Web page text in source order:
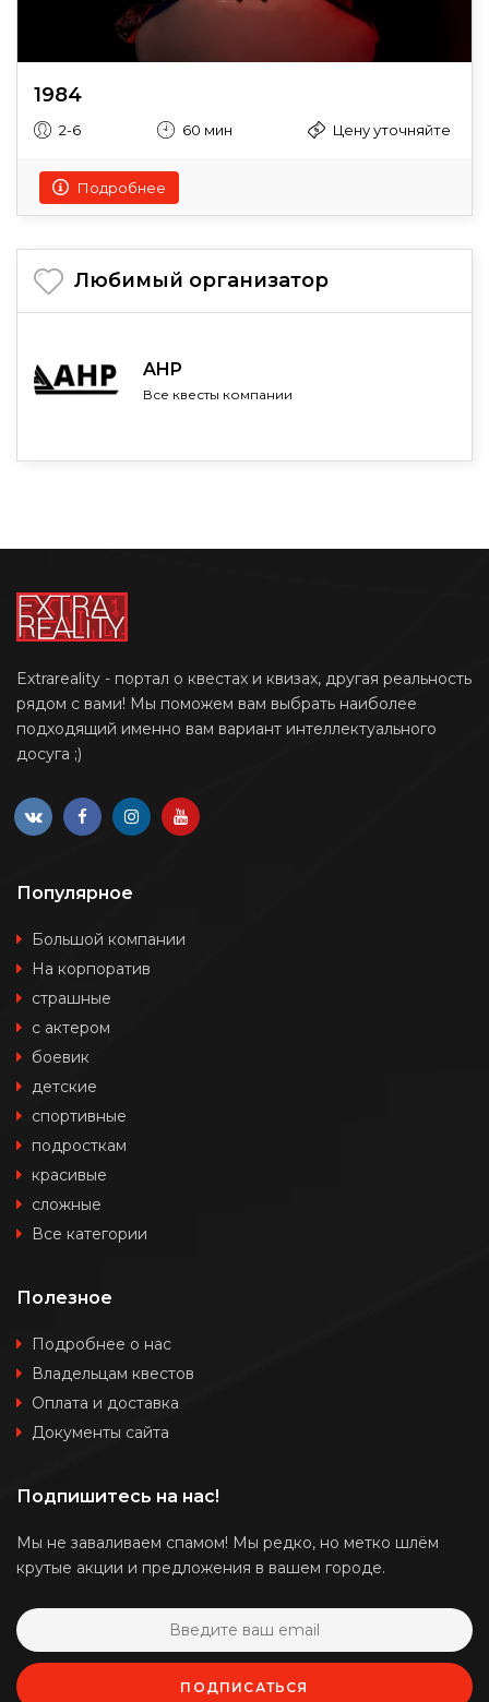
1984
2-6 60 мин Цену уточняйте
Подробнее
Любимый организатор
AHP
Все квесты компании
Extrareality - портал о квестах и квизах, другая реальность
рядом с вами! Мы поможем вам выбрать наиболее
подходящий именно вам вариант интеллектуального
досуга ;)
Популярное
Большой компании
На корпоратив
страшные
с актером
боевик
детские
спортивные
подросткам
красивые
сложные
Все категории
Полезное
Подробнее о нас
Владельцам квестов
Оплата и доставка
Документы сайта
Подпишитесь на нас!
Мы не заваливаем спамом! Мы редко, но метко шлём
крутые акции и предложения в вашем городе.
ПОДПИСАТЬСЯ